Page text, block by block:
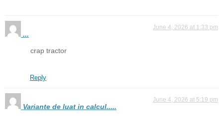
...
June 4, 2026 at 1:33 pm
crap tractor
Reply
Variante de luat in calcul.....
June 4, 2026 at 5:19 pm